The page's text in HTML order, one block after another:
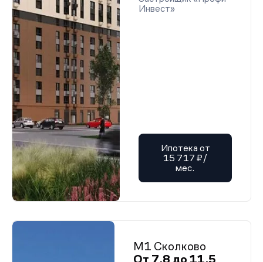
Инвест»
Ипотека от
15 717 ₽/
мес.
М1 Сколково
От 7,8 до 11,5